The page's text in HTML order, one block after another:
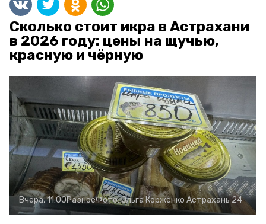
Сколько стоит икра в Астрахани
в 2026 году: цены на щучью,
красную и чёрную
Вчера, 11:00РазноеФото:Ольга Корженко Астрахань 24